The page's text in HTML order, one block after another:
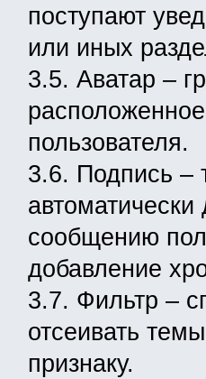
поступают
или иных
3.5. Аватар –
пользователя.
3.6. Подпись –
сообщению
добавление
3.7. Фильтр –
отсеивать
признаку.